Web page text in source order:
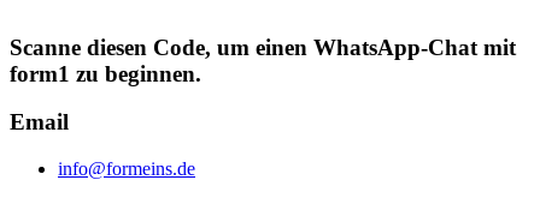
Scanne diesen Code, um einen WhatsApp-Chat mit
form1 zu beginnen.
Email
info@formeins.de